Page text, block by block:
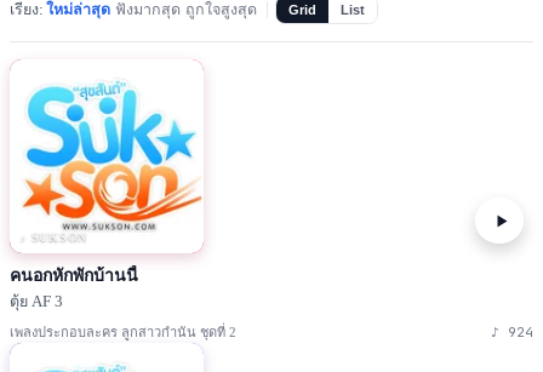
เรียง: ใหม่ล่าสุด ฟังมากสุด ถูกใจสูงสุด Grid List
♪ SUKSON
คนอกหักพักบ้านนี้
ตุ้ย AF 3
เพลงประกอบละคร ลูกสาวกำนัน ชุดที่ 2 ♪ 924